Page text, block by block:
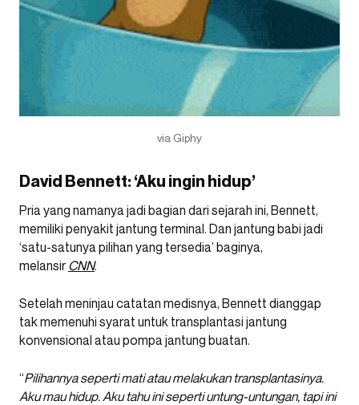
via Giphy
David Bennett: ‘Aku ingin hidup’
Pria yang namanya jadi bagian dari sejarah ini, Bennett,
memiliki penyakit jantung terminal. Dan jantung babi jadi
‘satu-satunya pilihan yang tersedia’ baginya,
melansir CNN.
Setelah meninjau catatan medisnya, Bennett dianggap
tak memenuhi syarat untuk transplantasi jantung
konvensional atau pompa jantung buatan.
“Pilihannya seperti mati atau melakukan transplantasinya.
Aku mau hidup. Aku tahu ini seperti untung-untungan, tapi ini